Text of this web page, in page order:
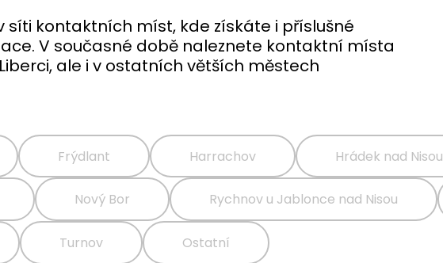
síti kontaktních míst, kde získáte i příslušné
V současné době naleznete kontaktní místa
ale i v ostatních větších městech
Frýdlant Harrachov Hrádek nad Nisou
Nový Bor Rychnov u Jablonce nad Nisou
Turnov Ostatní